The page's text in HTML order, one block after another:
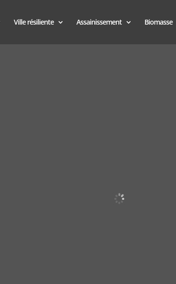
Ville résiliente Assainissement Biomasse